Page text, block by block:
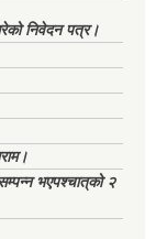
निवेदन पत्र।
भएपश्चात्‌को २